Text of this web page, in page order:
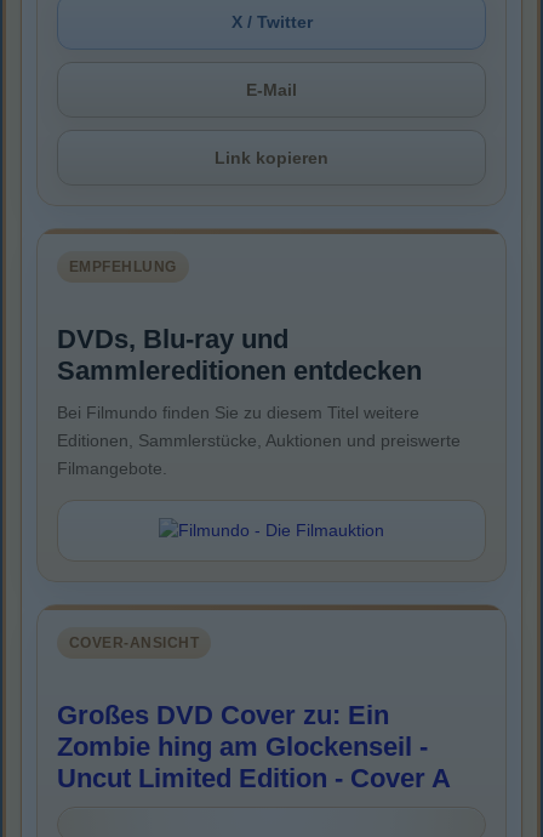
X / Twitter
E-Mail
Link kopieren
EMPFEHLUNG
DVDs, Blu-ray und
Sammlereditionen entdecken
Bei Filmundo finden Sie zu diesem Titel weitere
Editionen, Sammlerstücke, Auktionen und preiswerte
Filmangebote.
COVER-ANSICHT
Großes DVD Cover zu: Ein
Zombie hing am Glockenseil -
Uncut Limited Edition - Cover A